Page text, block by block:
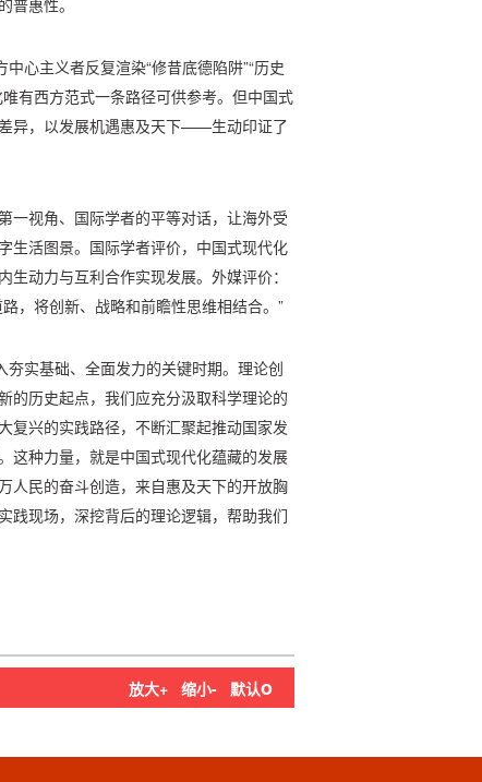
普惠性。
心主义者反复渲染“修昔底德陷阱”“历史
有西方范式一条路径可供参考。但中国式
异，以发展机遇惠及天下——生动印证了
一视角、国际学者的平等对话，让海外受
生活图景。国际学者评价，中国式现代化
动力与互利合作实现发展。外媒评价：
，将创新、战略和前瞻性思维相结合。”
夯实基础、全面发力的关键时期。理论创
的历史起点，我们应充分汲取科学理论的
复兴的实践路径，不断汇聚起推动国家发
这种力量，就是中国式现代化蕴藏的发展
民的奋斗创造，来自惠及天下的开放胸
践现场，深挖背后的理论逻辑，帮助我们
放大+ 缩小- 默认o